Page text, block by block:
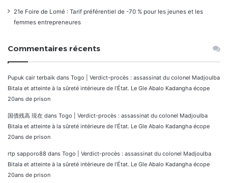
21e Foire de Lomé : Tarif préférentiel de -70 % pour les jeunes et les
femmes entrepreneures
Commentaires récents
Pupuk cair terbaik dans Togo | Verdict-procès : assassinat du colonel Madjoulba
Bitala et atteinte à la sûreté intérieure de l’État. Le Gle Abalo Kadangha écope
20ans de prison
国債残高 現在 dans Togo | Verdict-procès : assassinat du colonel Madjoulba
Bitala et atteinte à la sûreté intérieure de l’État. Le Gle Abalo Kadangha écope
20ans de prison
rtp sapporo88 dans Togo | Verdict-procès : assassinat du colonel Madjoulba
Bitala et atteinte à la sûreté intérieure de l’État. Le Gle Abalo Kadangha écope
20ans de prison